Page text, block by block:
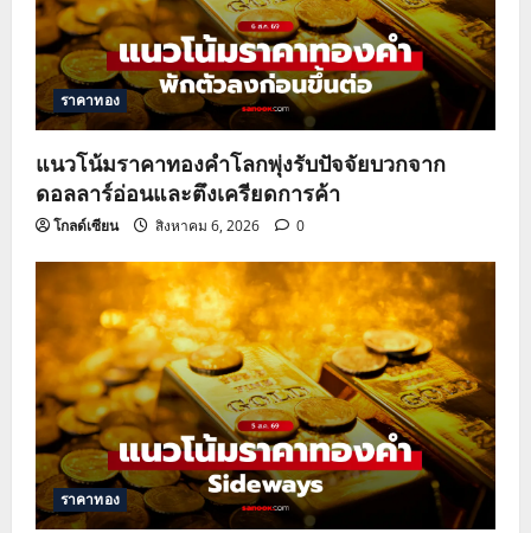
ราคาทอง
แนวโน้มราคาทองคำโลกพุ่งรับปัจจัยบวกจาก
ดอลลาร์อ่อนและตึงเครียดการค้า
โกลด์เซียน สิงหาคม 6, 2026 0
ราคาทอง